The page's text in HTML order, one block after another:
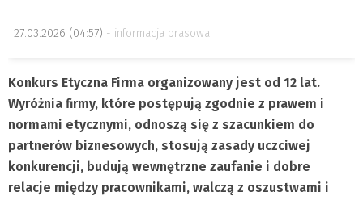
27.03.2026 (04:57) informacja prasowa
Konkurs Etyczna Firma organizowany jest od 12 lat.
Wyróżnia firmy, które postępują zgodnie z prawem i
normami etycznymi, odnoszą się z szacunkiem do
partnerów biznesowych, stosują zasady uczciwej
konkurencji, budują wewnętrzne zaufanie i dobre
relacje między pracownikami, walczą z oszustwami i